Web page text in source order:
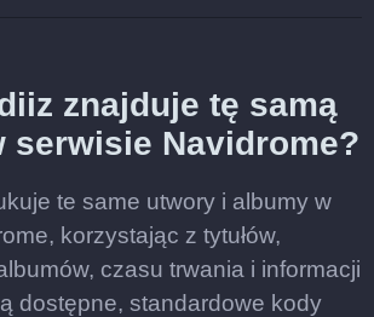
znajduje tę samą
serwisie Navidrome?
te same utwory i albumy w
korzystając z tytułów,
czasu trwania i informacji
dostępne, standardowe kody